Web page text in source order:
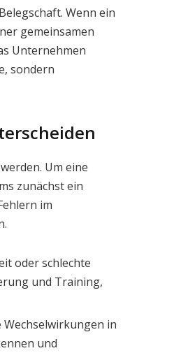
Wenn ein
gemeinsamen
Unternehmen
sondern
Um eine
zunächst ein
im
oder schlechte
und Training,
in
und